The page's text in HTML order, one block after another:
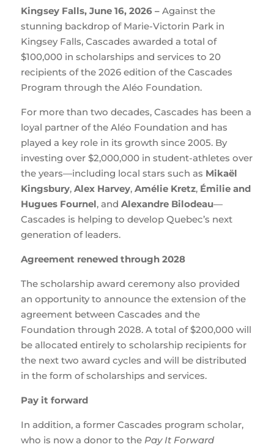
Kingsey Falls, June 16, 2026 – Against the
stunning backdrop of Marie-Victorin Park in
Kingsey Falls, Cascades awarded a total of
$100,000 in scholarships and services to 20
recipients of the 2026 edition of the Cascades
Program through the Aléo Foundation.
For more than two decades, Cascades has been a
loyal partner of the Aléo Foundation and has
played a key role in its growth since 2005. By
investing over $2,000,000 in student-athletes over
the years—including local stars such as Mikaël
Kingsbury, Alex Harvey, Amélie Kretz, Émilie and
Hugues Fournel, and Alexandre Bilodeau—
Cascades is helping to develop Quebec’s next
generation of leaders.
Agreement renewed through 2028
The scholarship award ceremony also provided
an opportunity to announce the extension of the
agreement between Cascades and the
Foundation through 2028. A total of $200,000 will
be allocated entirely to scholarship recipients for
the next two award cycles and will be distributed
in the form of scholarships and services.
Pay it forward
In addition, a former Cascades program scholar,
who is now a donor to the Pay It Forward